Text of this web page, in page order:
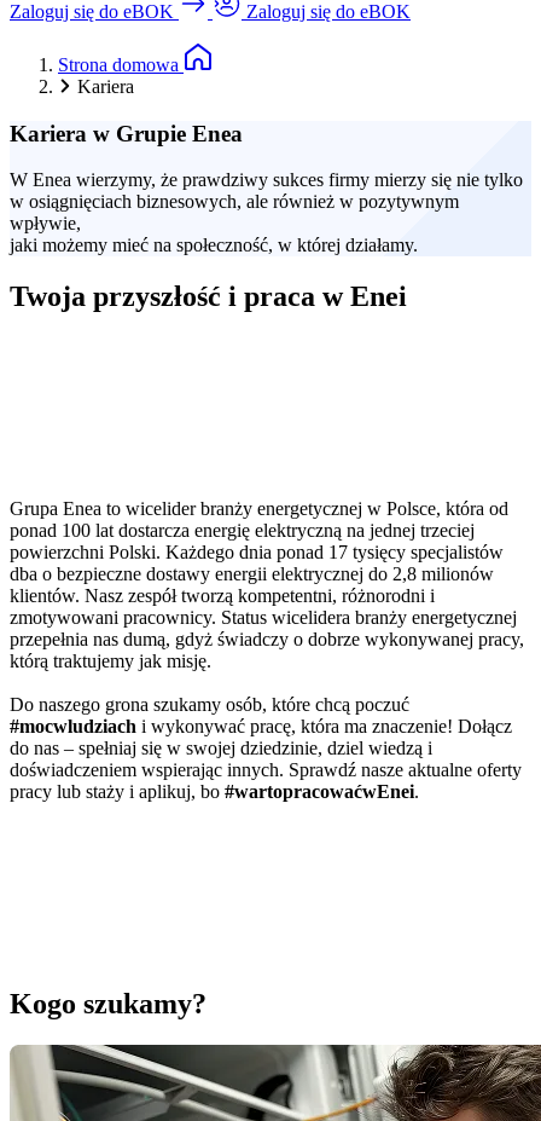
Zaloguj się do eBOK
Zaloguj się do eBOK
Strona domowa
Kariera
Kariera w Grupie Enea
W Enea wierzymy, że prawdziwy sukces firmy mierzy się nie tylko
w osiągnięciach biznesowych, ale również w pozytywnym
wpływie,
jaki możemy mieć na społeczność, w której działamy.
Twoja przyszłość i praca w Enei
Grupa Enea to wicelider branży energetycznej w Polsce, która od
ponad 100 lat dostarcza energię elektryczną na jednej trzeciej
powierzchni Polski. Każdego dnia ponad 17 tysięcy specjalistów
dba o bezpieczne dostawy energii elektrycznej do 2,8 milionów
klientów. Nasz zespół tworzą kompetentni, różnorodni i
zmotywowani pracownicy. Status wicelidera branży energetycznej
przepełnia nas dumą, gdyż świadczy o dobrze wykonywanej pracy,
którą traktujemy jak misję.
Do naszego grona szukamy osób, które chcą poczuć
#mocwludziach i wykonywać pracę, która ma znaczenie! Dołącz
do nas – spełniaj się w swojej dziedzinie, dziel wiedzą i
doświadczeniem wspierając innych. Sprawdź nasze aktualne oferty
pracy lub staży i aplikuj, bo #wartopracowaćwEnei.
Kogo szukamy?